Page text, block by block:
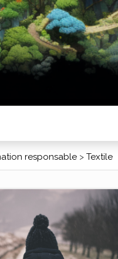
responsable > Textile